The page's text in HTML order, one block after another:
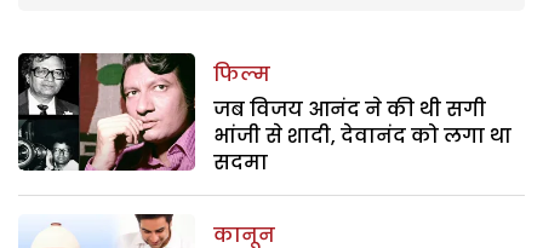
फिल्म
जब विजय आनंद ने की थी सगी
भांजी से शादी, देवानंद को लगा था
सदमा
कानून